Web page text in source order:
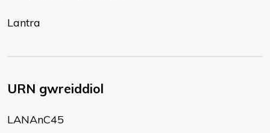
Lantra
URN gwreiddiol
LANAnC45